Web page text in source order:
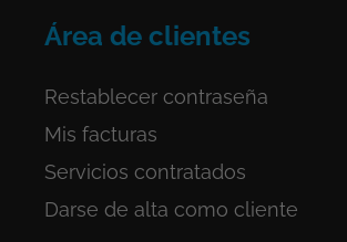
Área de clientes
Restablecer contraseña
Mis facturas
Servicios contratados
Darse de alta como cliente